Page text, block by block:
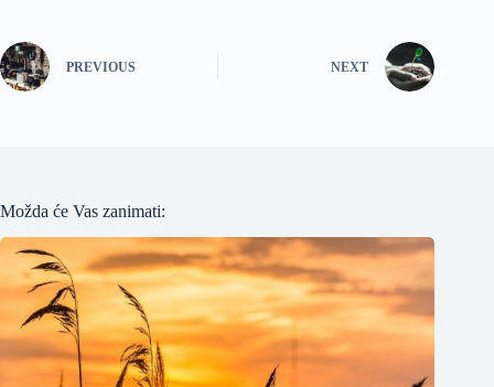
PREVIOUS NEXT
Možda će Vas zanimati: